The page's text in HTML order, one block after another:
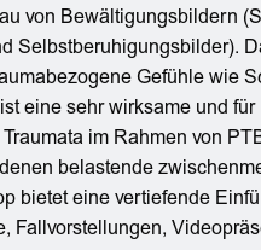
von Bewältigungsbildern
Selbstberuhigungsbilder).
Gefühle wie
eine sehr wirksame und für
im Rahmen von
belastende
bietet eine vertiefende
Fallvorstellungen,